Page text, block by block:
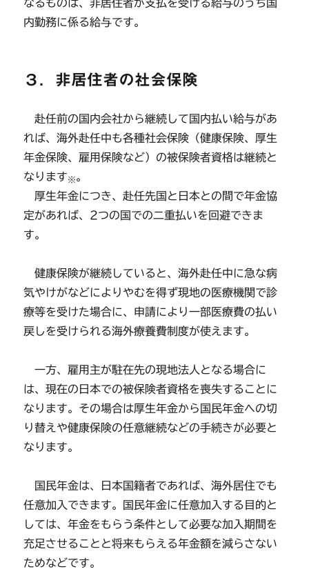
なるものは、非居住者が支払を受ける給与のうち国
内勤務に係る給与です。
３．非居住者の社会保険
赴任前の国内会社から継続して国内払い給与があ
れば、海外赴任中も各種社会保険（健康保険、厚生
年金保険、雇用保険など）の被保険者資格は継続と
なります※。
厚生年金につき、赴任先国と日本との間で年金協
定があれば、2つの国での二重払いを回避できま
す。
健康保険が継続していると、海外赴任中に急な病
気やけがなどによりやむを得ず現地の医療機関で診
療等を受けた場合に、申請により一部医療費の払い
戻しを受けられる海外療養費制度が使えます。
一方、雇用主が駐在先の現地法人となる場合に
は、現在の日本での被保険者資格を喪失することに
なります。その場合は厚生年金から国民年金への切
り替えや健康保険の任意継続などの手続きが必要と
なります。
国民年金は、日本国籍者であれば、海外居住でも
任意加入できます。国民年金に任意加入する目的と
しては、年金をもらう条件として必要な加入期間を
充足させることと将来もらえる年金額を減らさない
ためなどです。